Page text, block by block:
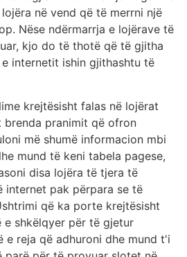
në vend që të merrni një
Nëse ndërmarrja e lojërave të
kjo do të thotë që të gjitha
internetit ishin gjithashtu të
krejtësisht falas në lojërat
brenda pranimit që ofron
më shumë informacion mbi
mund të keni tabela pagese,
disa lojëra të tjera të
internet pak përpara se të
që ka porte krejtësisht
e shkëlqyer për të gjetur
e reja që adhuroni dhe mund t'i